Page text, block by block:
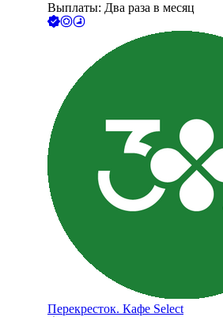
Выплаты: Два раза в месяц
Перекресток. Кафе Select